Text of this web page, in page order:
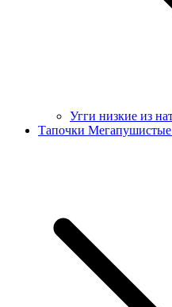
Угги низкие из
Тапочки